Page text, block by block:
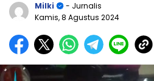
Milki
- Jurnalis
Kamis, 8 Agustus 2024